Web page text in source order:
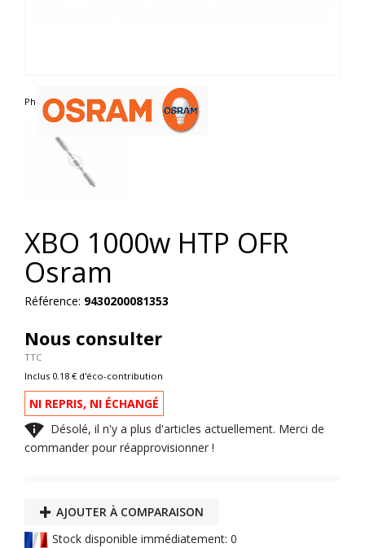
Photo non contractuelle
XBO 1000w HTP OFR
Osram
Référence: 9430200081353
Nous consulter
TTC
Inclus 0.18 € d'éco-contribution
NI REPRIS, NI ÉCHANGÉ
 Désolé, il n'y a plus d'articles actuellement. Merci de
commander pour réapprovisionner !
AJOUTER À COMPARAISON
Stock disponible immédiatement: 0